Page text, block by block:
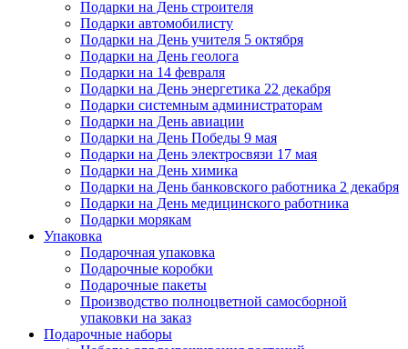
Подарки на День строителя
Подарки автомобилисту
Подарки на День учителя 5 октября
Подарки на День геолога
Подарки на 14 февраля
Подарки на День энергетика 22 декабря
Подарки системным администраторам
Подарки на День авиации
Подарки на День Победы 9 мая
Подарки на День электросвязи 17 мая
Подарки на День химика
Подарки на День банковского работника 2 декабря
Подарки на День медицинского работника
Подарки морякам
Упаковка
Подарочная упаковка
Подарочные коробки
Подарочные пакеты
Производство полноцветной самосборной
упаковки на заказ
Подарочные наборы